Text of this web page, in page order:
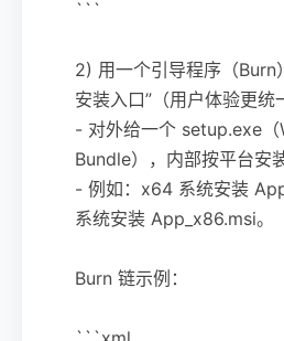
```
2) 用一个引导程序（Burn
安装入口”（用户体验更统
- 对外给一个 setup.exe（
Bundle），内部按平台安
- 例如：x64 系统安装
系统安装 App_x86.msi。
Burn 链示例：